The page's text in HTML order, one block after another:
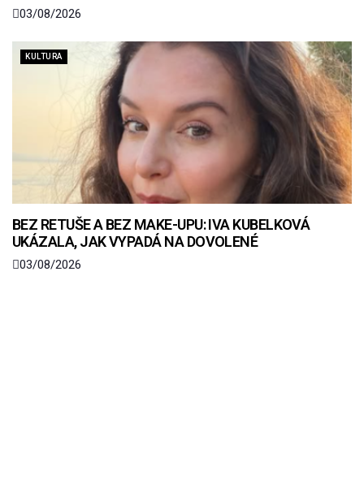
03/08/2026
KULTURA
BEZ RETUŠE A BEZ MAKE-UPU: IVA KUBELKOVÁ
UKÁZALA, JAK VYPADÁ NA DOVOLENÉ
03/08/2026